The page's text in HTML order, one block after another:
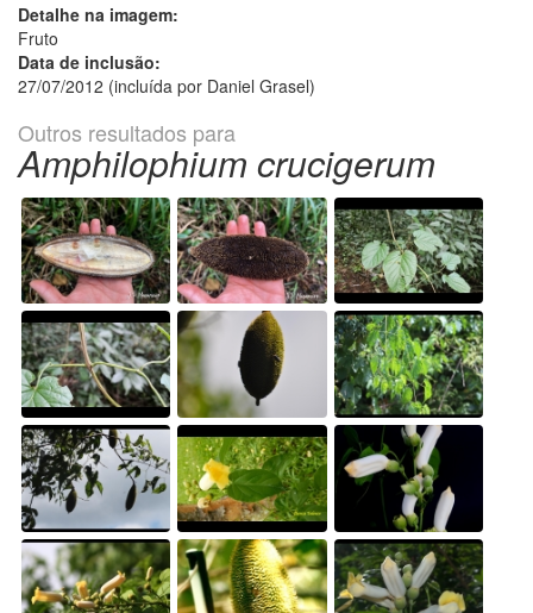
Detalhe na imagem:
Fruto
Data de inclusão:
27/07/2012 (incluída por Daniel Grasel)
Outros resultados para
Amphilophium crucigerum